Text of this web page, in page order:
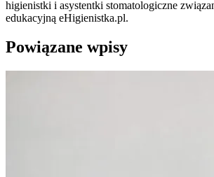
higienistki i asystentki stomatologiczne
edukacyjną eHigienistka.pl.
Powiązane wpisy